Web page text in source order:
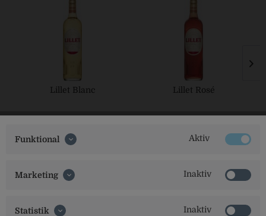
Lillet Blanc Lillet Rosé
Funktional Aktiv
Marketing Inaktiv
Statistik Inaktiv